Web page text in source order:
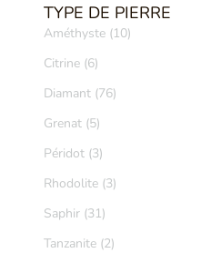
TYPE DE PIERRE
Améthyste (10)
Citrine (6)
Diamant (76)
Grenat (5)
Péridot (3)
Rhodolite (3)
Saphir (31)
Tanzanite (2)